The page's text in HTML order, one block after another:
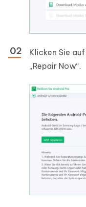
Klicken Sie
„Repair Now“.